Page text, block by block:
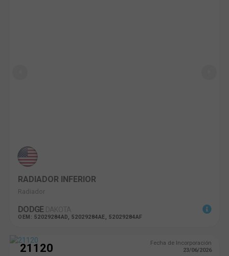
RADIADOR INFERIOR
Radiador
DODGE
OEM: 52029284AD, 52029284AE, 52029284AF
21120
Fecha de Incorporación
23/06/2026